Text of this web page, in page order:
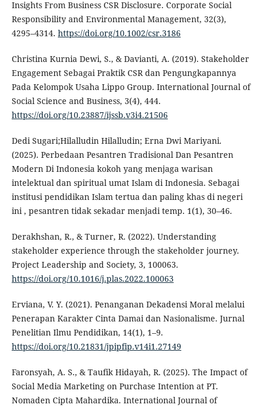
Insights From Business CSR Disclosure. Corporate Social
Responsibility and Environmental Management, 32(3),
4295–4314. https://doi.org/10.1002/csr.3186
Christina Kurnia Dewi, S., & Davianti, A. (2019). Stakeholder
Engagement Sebagai Praktik CSR dan Pengungkapannya
Pada Kelompok Usaha Lippo Group. International Journal of
Social Science and Business, 3(4), 444.
https://doi.org/10.23887/ijssb.v3i4.21506
Dedi Sugari;Hilalludin Hilalludin; Erna Dwi Mariyani.
(2025). Perbedaan Pesantren Tradisional Dan Pesantren
Modern Di Indonesia kokoh yang menjaga warisan
intelektual dan spiritual umat Islam di Indonesia. Sebagai
institusi pendidikan Islam tertua dan paling khas di negeri
ini , pesantren tidak sekadar menjadi temp. 1(1), 30–46.
Derakhshan, R., & Turner, R. (2022). Understanding
stakeholder experience through the stakeholder journey.
Project Leadership and Society, 3, 100063.
https://doi.org/10.1016/j.plas.2022.100063
Erviana, V. Y. (2021). Penanganan Dekadensi Moral melalui
Penerapan Karakter Cinta Damai dan Nasionalisme. Jurnal
Penelitian Ilmu Pendidikan, 14(1), 1–9.
https://doi.org/10.21831/jpipfip.v14i1.27149
Faronsyah, A. S., & Taufik Hidayah, R. (2025). The Impact of
Social Media Marketing on Purchase Intention at PT.
Nomaden Cipta Mahardika. International Journal of